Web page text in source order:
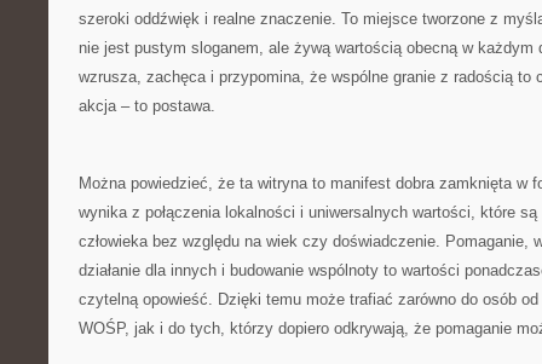
szeroki oddźwięk i realne znaczenie. To miejsce tworzone z
nie jest pustym sloganem, ale żywą wartością obecną w każdym
wzrusza, zachęca i przypomina, że wspólne granie z radością to
akcja – to postawa.
Można powiedzieć, że ta witryna to manifest dobra zamknięta w
wynika z połączenia lokalności i uniwersalnych wartości, które są
człowieka bez względu na wiek czy doświadczenie. Pomaganie,
działanie dla innych i budowanie wspólnoty to wartości
czytelną opowieść. Dzięki temu może trafiać zarówno do osób
WOŚP, jak i do tych, którzy dopiero odkrywają, że pomaganie